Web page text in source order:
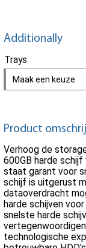
Additionally
Trays
Maak een keuze
Product
Verhoog de
600GB harde
staat garant voor
schijf is uitgerust
dataoverdracht
harde schijven
snelste harde
technologische